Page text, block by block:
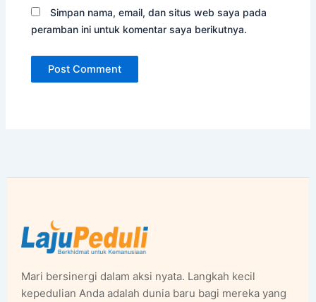
Simpan nama, email, dan situs web saya pada
peramban ini untuk komentar saya berikutnya.
Mari bersinergi dalam aksi nyata. Langkah kecil
kepedulian Anda adalah dunia baru bagi mereka yang